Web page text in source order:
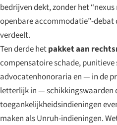
bedrijven dekt, zonder het
openbare accommodatie”-
verdeelt.
Ten derde hetpakket aan
compensatoire schade,
advocatenhonoraria en — in de
letterlijk in — schikkingswaarden
toegankelijkheidsindieningen
maken als Unruh-indieningen.